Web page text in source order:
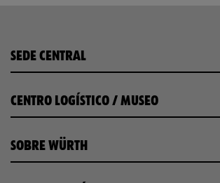
SEDE CENTRAL
CENTRO LOGÍSTICO / MUSEO
SOBRE WÜRTH